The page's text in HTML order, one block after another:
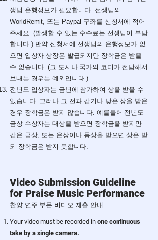
생님 은행정보가 필요합니다. 선생님의
WorldRemit, 또는 Paypal 구좌를 신청서에 적어
주세요. (발생할 수 있는 수수료는 선생님이 부담
합니다.) 만약 신청서에 선생님의 은행정보가 없
으면 입상자 상장은 발급되지만 장학금은 받을
수 없습니다. (그 도시나 국가의 코디가 전담해서
보내는 경우는 예외입니다.)
전년도 입상자는 금년에 참가하여 상을 받을 수
있습니다. 그러나 그 전과 같거나 낮은 상을 받은
경우 장학금은 받지 않습니다. 예를들어 전년도
금상 수상자는 대상을 받으면 장학금을 받지만
같은 금상, 또는 은상이나 동상을 받으면 상은 받
되 장학금은 받지 못합니다.
Video Submission Guideline
for Praise Music Performance
​찬양 연주 부문 비디오 제출 안내
Your video must be recorded in one continuous
take by a single camera.